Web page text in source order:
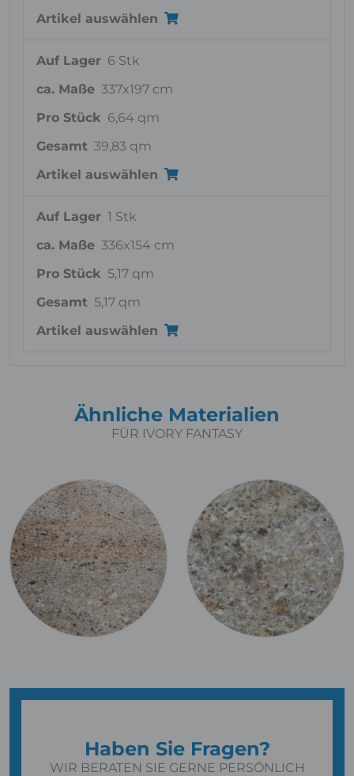
Artikel auswählen
Auf Lager 6 Stk
ca. Maße 337x197 cm
Pro Stück 6,64 qm
Gesamt 39,83 qm
Artikel auswählen
Auf Lager 1 Stk
ca. Maße 336x154 cm
Pro Stück 5,17 qm
Gesamt 5,17 qm
Artikel auswählen
Ähnliche Materialien
FÜR IVORY FANTASY
Haben Sie Fragen?
WIR BERATEN SIE GERNE PERSÖNLICH